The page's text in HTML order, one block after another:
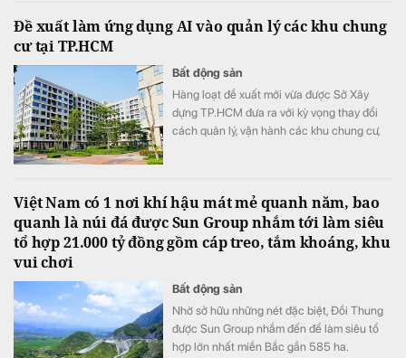
trên địa bàn tỉnh.
Đề xuất làm ứng dụng AI vào quản lý các khu chung
cư tại TP.HCM
Bất động sản
Hàng loạt đề xuất mới vừa được Sở Xây
dựng TP.HCM đưa ra với kỳ vọng thay đổi
cách quản lý, vận hành các khu chung cư,
Việt Nam có 1 nơi khí hậu mát mẻ quanh năm, bao
quanh là núi đá được Sun Group nhắm tới làm siêu
tổ hợp 21.000 tỷ đồng gồm cáp treo, tắm khoáng, khu
vui chơi
Bất động sản
Nhờ sở hữu những nét đặc biệt, Đồi Thung
được Sun Group nhắm đến để làm siêu tổ
hợp lớn nhất miền Bắc gần 585 ha.